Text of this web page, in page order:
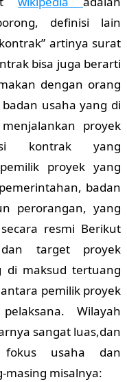
definisi lain
artinya surat
bisa juga berarti
dengan orang
usaha yang di
proyek
kontrak yang
proyek yang
badan
perorangan, yang
resmi Berikut
target proyek
di maksud tertuang
pemilik proyek
Wilayah
sangat luas,dan
fokus usaha dan
masing misalnya: